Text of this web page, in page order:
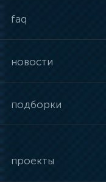
faq
новости
подборки
проекты